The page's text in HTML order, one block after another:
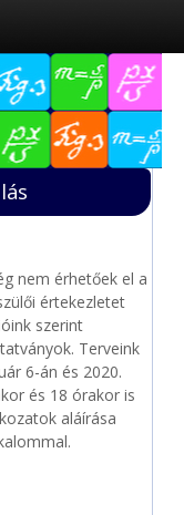
nem érhetőek el a
értekezletet
szerint
Terveink
6-án és 2020.
és 18 órakor is
aláírása